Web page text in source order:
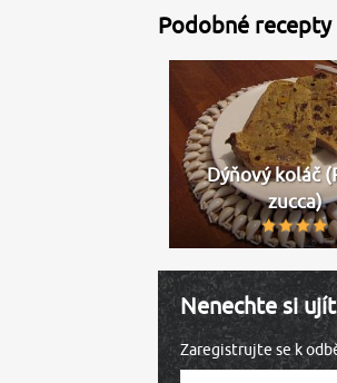
Podobné recepty
Dýňový koláč
zucca)
Nenechte si
Zaregistrujte se k